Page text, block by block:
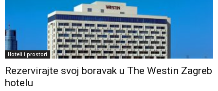
Hoteli i prostori
Rezervirajte svoj boravak u The Westin Zagreb
hotelu